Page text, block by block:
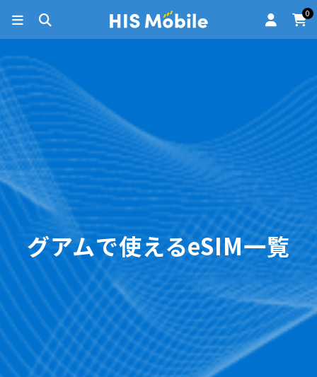
0
グアムで使えるeSIM一覧